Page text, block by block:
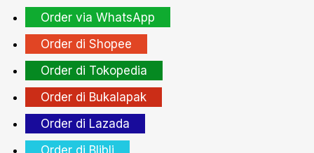
Order via WhatsApp
Order di Shopee
Order di Tokopedia
Order di Bukalapak
Order di Lazada